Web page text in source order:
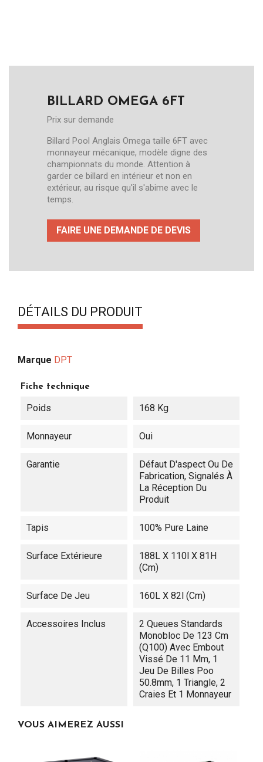
BILLARD OMEGA 6FT
Prix sur demande
Billard Pool Anglais Omega taille 6FT avec
monnayeur mécanique, modèle digne des
championnats du monde. Attention à
garder ce billard en intérieur et non en
extérieur, au risque qu'il s'abime avec le
temps.
FAIRE UNE DEMANDE DE DEVIS
DÉTAILS DU PRODUIT
Marque DPT
Fiche technique
Poids 168 Kg
Monnayeur Oui
Garantie
Défaut D'aspect Ou De
Fabrication, Signalés À
La Réception Du
Produit
Tapis 100% Pure Laine
Surface Extérieure
188L X 110l X 81H
(cm)
Surface De Jeu 160L X 82l (cm)
Accessoires Inclus
2 Queues Standards
Monobloc De 123 Cm
(Q100) Avec Embout
Vissé De 11 Mm, 1
Jeu De Billes Poo
50.8mm, 1 Triangle, 2
Craies Et 1 Monnayeur
VOUS AIMEREZ AUSSI